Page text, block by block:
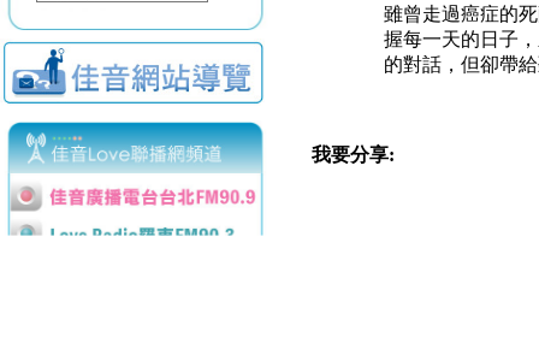
雖曾走過癌症的
握每一天的日子
的對話，但卻帶
我要分享: